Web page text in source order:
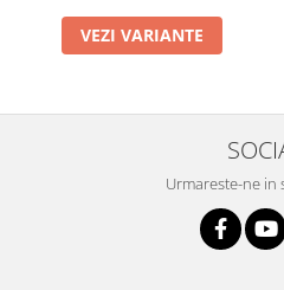
VEZI VARIANTE
Urmareste-ne in